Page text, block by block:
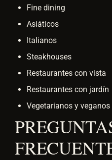
Fine dining
Asiáticos
Italianos
Steakhouses
Restaurantes con vista
Restaurantes con jardín
Vegetarianos y veganos